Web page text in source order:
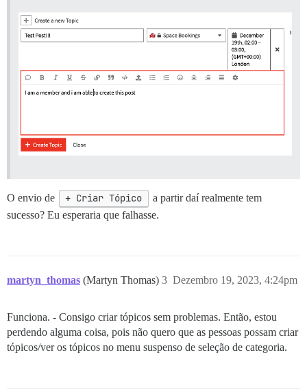
O envio de + Criar Tópico
a partir daí realmente tem
sucesso? Eu esperaria que falhasse.
martyn_thomas (Martyn Thomas) Dezembro 19, 2023, 4:24pm
3
Funciona. - Consigo criar tópicos sem problemas. Então, estou
perdendo alguma coisa, pois não quero que as pessoas possam criar
tópicos/ver os tópicos no menu suspenso de seleção de categoria.